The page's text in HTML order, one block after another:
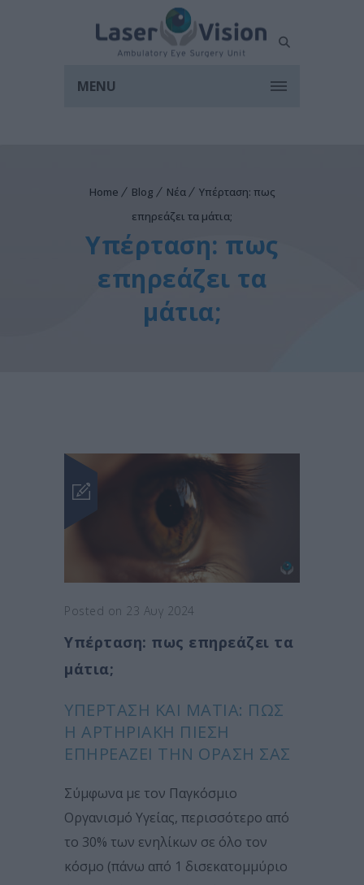
MENU
Home Blog Νέα
Υπέρταση: πως
επηρεάζει τα μάτια;
Υπέρταση: πως
επηρεάζει τα
μάτια;
Posted on 23 Αυγ 2024
Υπέρταση: πως επηρεάζει τα
μάτια;
ΥΠΈΡΤΑΣΗ ΚΑΙ ΜΆΤΙΑ: ΠΏΣ
Η ΑΡΤΗΡΙΑΚΉ ΠΊΕΣΗ
ΕΠΗΡΕΆΖΕΙ ΤΗΝ ΌΡΑΣΉ ΣΑΣ
Σύμφωνα με τον Παγκόσμιο
Οργανισμό Υγείας, περισσότερο από
το 30% των ενηλίκων σε όλο τον
κόσμο (πάνω από 1 δισεκατομμύριο